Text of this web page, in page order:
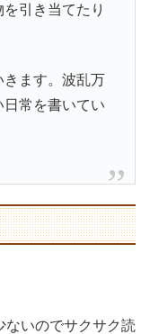
引き当てたり
きます。波乱万
常を書いてい
ないのでサクサク読